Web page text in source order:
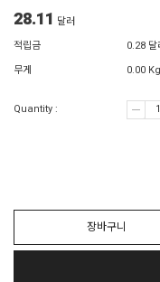
28.11 달러
적립금
0.28 달
무게 0.00 Kg
Quantity :
장바구니